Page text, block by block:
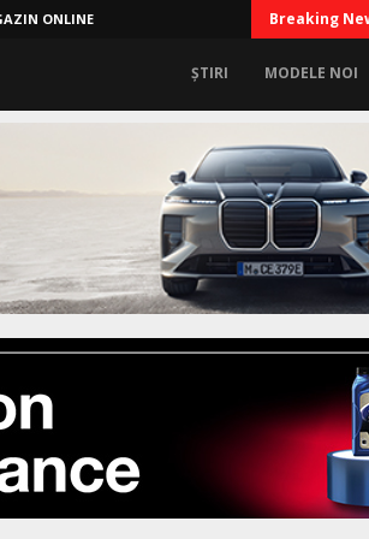
ONLINE Breaking
ȘTIRI MODELE NOI